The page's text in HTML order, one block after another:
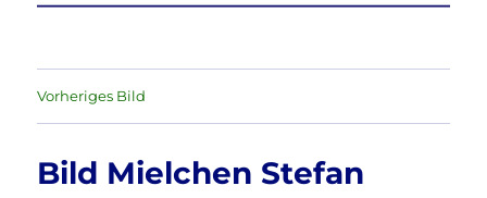
Vorheriges Bild
Bild Mielchen Stefan